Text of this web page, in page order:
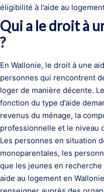
éligibilité à l’aide au
Qui a le droit à
?
En Wallonie, le droit à une
personnes qui rencontrent
loger de manière décente.
fonction du type d’aide
revenus du ménage, la
professionnelle et le niveau
Les personnes en situation
monoparentales, les
que les jeunes en recherche
aide au logement en